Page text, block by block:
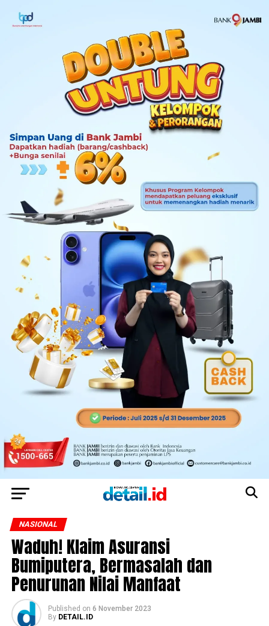
NASIONAL
Waduh! Klaim Asuransi
Bumiputera, Bermasalah dan
Penurunan Nilai Manfaat
Published on 6 November 2023
By DETAIL.ID